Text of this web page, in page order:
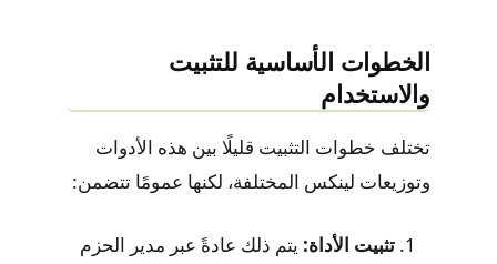
الخطوات الأساسية للتثبيت
والاستخدام
تختلف خطوات التثبيت قليلًا بين هذه الأدوات
وتوزيعات لينكس المختلفة، لكنها عمومًا تتضمن:
تثبيت الأداة: يتم ذلك عادةً عبر مدير الحزم